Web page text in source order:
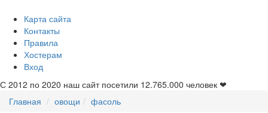
Карта сайта
Контакты
Правила
Хостерам
Вход
С 2012 по 2020 наш сайт посетили 12.765.000 человек ❤
Главная
овощи фасоль